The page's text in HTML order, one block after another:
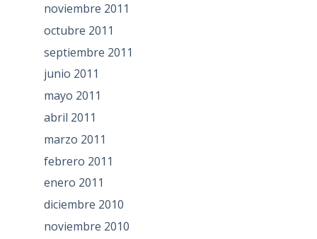
noviembre 2011
octubre 2011
septiembre 2011
junio 2011
mayo 2011
abril 2011
marzo 2011
febrero 2011
enero 2011
diciembre 2010
noviembre 2010